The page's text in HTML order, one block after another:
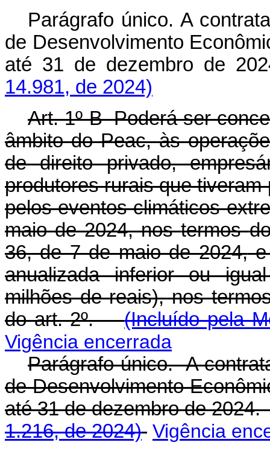
Parágrafo único. A
de Desenvolvimento
até 31 de dezembro
14.981, de 2024)
Art. 1º-B Poderá ser
âmbito do Peac, às
de direito privado,
produtores rurais que
pelos eventos climáticos
maio de 2024, nostermos
36, de 7 de maio de 2024,e
anualizada inferior ou
milhões de reais), nos
do art. 2º.(Incluído pela
Vigência encerrada
Parágrafo único. A
de Desenvolvimento
até 31 de dezembro de
1.216, de 2024) Vigência